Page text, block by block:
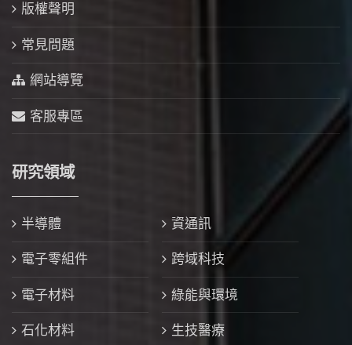
版權聲明
常見問題
網站導覽
客服專區
研究領域
半導體 資通訊
電子零組件 跨域科技
電子材料 綠能與環境
石化材料 生技醫療